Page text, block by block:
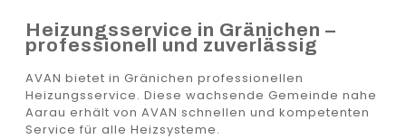
Heizungsservice in Gränichen –
professionell und zuverlässig
AVAN bietet in Gränichen professionellen
Heizungsservice. Diese wachsende Gemeinde nahe
Aarau erhält von AVAN schnellen und kompetenten
Service für alle Heizsysteme.